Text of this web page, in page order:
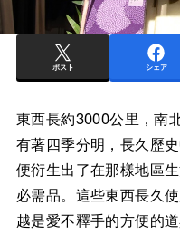
ポスト シェア
東西長約3000公里，南
有著四季分明，長久歷
便衍生出了在那樣地區
必需品。這些東西長久
越是愛不釋手的方便的道